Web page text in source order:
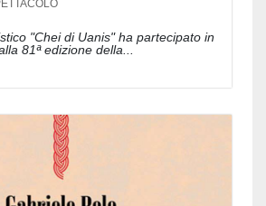
"Chei di Uanis" ha partecipato in
81ª edizione della...